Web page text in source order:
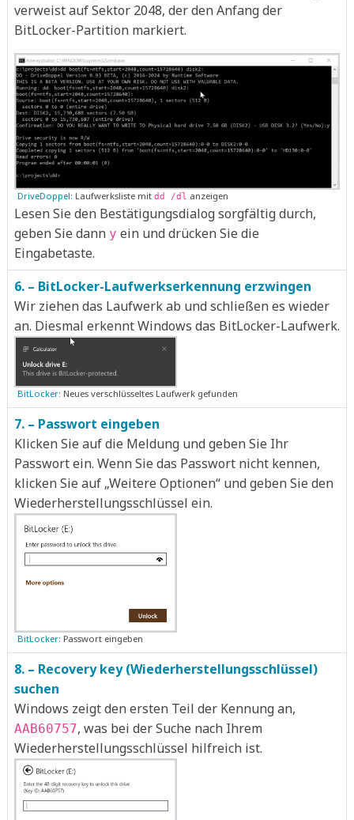
verweist auf Sektor 2048, der den Anfang der
BitLocker-Partition markiert.
DriveDoppel: Laufwerksliste mit dd /dl anzeigen
Lesen Sie den Bestätigungsdialog sorgfältig durch,
geben Sie dann y ein und drücken Sie die
Eingabetaste.
6. – BitLocker-Laufwerkserkennung erzwingen
Wir ziehen das Laufwerk ab und schließen es wieder
an. Diesmal erkennt Windows das BitLocker-Laufwerk.
BitLocker: Neues verschlüsseltes Laufwerk gefunden
7. – Passwort eingeben
Klicken Sie auf die Meldung und geben Sie Ihr
Passwort ein. Wenn Sie das Passwort nicht kennen,
klicken Sie auf „Weitere Optionen“ und geben Sie den
Wiederherstellungsschlüssel ein.
BitLocker: Passwort eingeben
8. – Recovery key (Wiederherstellungsschlüssel)
suchen
Windows zeigt den ersten Teil der Kennung an,
AAB60757, was bei der Suche nach Ihrem
Wiederherstellungsschlüssel hilfreich ist.